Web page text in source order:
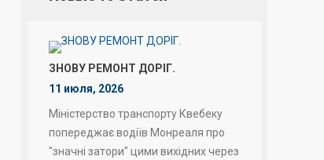
ЗНОВУ РЕМОНТ ДОРІГ.
11 июля, 2026
Міністерство транспорту Квебеку
попереджає водіїв Монреаля про
"значні затори" цими вихідних через